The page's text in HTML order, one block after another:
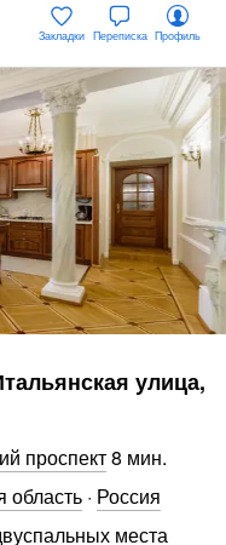
Закладки Переписка Профиль
улица,
проспект8 мин.
область · Россия
места